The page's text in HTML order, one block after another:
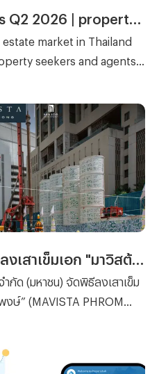
market in Thailand
seekers and agents.
team intend to analyze
wheather it be buyer,
wants to better
and tendency on
กัด (มหาชน) จัดพิธีลงเสาเข็ม
งษ์” (MAVISTA PHROM
Luxury เพื่อความเป็นสิริ
การ ตั้งอยู่ซอยสุขุมวิท 39